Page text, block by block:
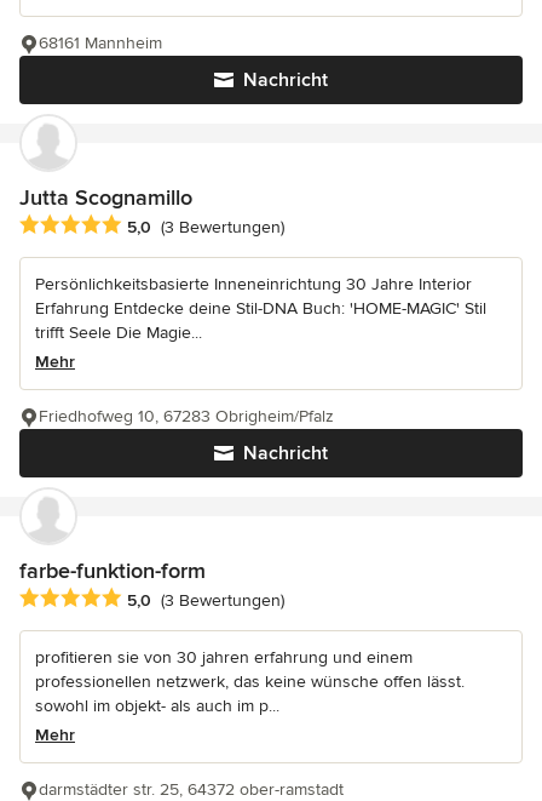
Nachricht
68161 Mannheim
Jutta Scognamillo
Durchschnittliche Bewertung: 5 von 5 Sternen
5,0 (3 Bewertungen)
Persönlichkeitsbasierte Inneneinrichtung 30 Jahre Interior
Erfahrung Entdecke deine Stil-DNA Buch: 'HOME-MAGIC' Stil
trifft Seele Die Magie...
Mehr
Nachricht
Friedhofweg 10, 67283 Obrigheim/Pfalz
farbe-funktion-form
Durchschnittliche Bewertung: 5 von 5 Sternen
5,0 (3 Bewertungen)
profitieren sie von 30 jahren erfahrung und einem
professionellen netzwerk, das keine wünsche offen lässt.
sowohl im objekt- als auch im p...
Mehr
darmstädter str. 25, 64372 ober-ramstadt